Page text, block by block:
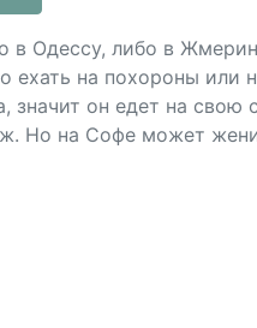
в Одессу, либо в
на похороны или
значит он едет на свою
Но на Софе может